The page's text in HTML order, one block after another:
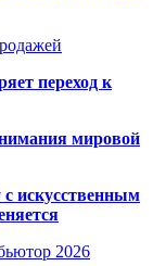
переход к
мировой
искусственным
2026